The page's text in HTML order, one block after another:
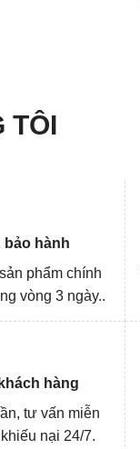
TÔI
bảo hành
phẩm chính
vòng 3 ngày..
hàng
tư vấn miễn
nại 24/7.